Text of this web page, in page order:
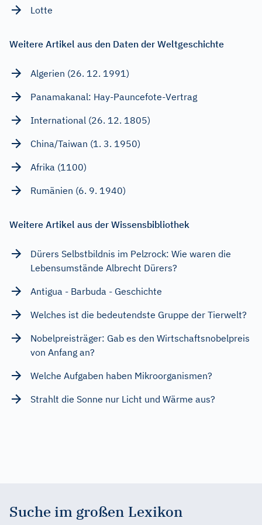
Lotte
Weitere Artikel aus den Daten der Weltgeschichte
Algerien (26. 12. 1991)
Panamakanal: Hay-Pauncefote-Vertrag
International (26. 12. 1805)
China/Taiwan (1. 3. 1950)
Afrika (1100)
Rumänien (6. 9. 1940)
Weitere Artikel aus der Wissensbibliothek
Dürers Selbstbildnis im Pelzrock: Wie waren die
Lebensumstände Albrecht Dürers?
Antigua - Barbuda - Geschichte
Welches ist die bedeutendste Gruppe der Tierwelt?
Nobelpreisträger: Gab es den Wirtschaftsnobelpreis
von Anfang an?
Welche Aufgaben haben Mikroorganismen?
Strahlt die Sonne nur Licht und Wärme aus?
Suche im großen Lexikon